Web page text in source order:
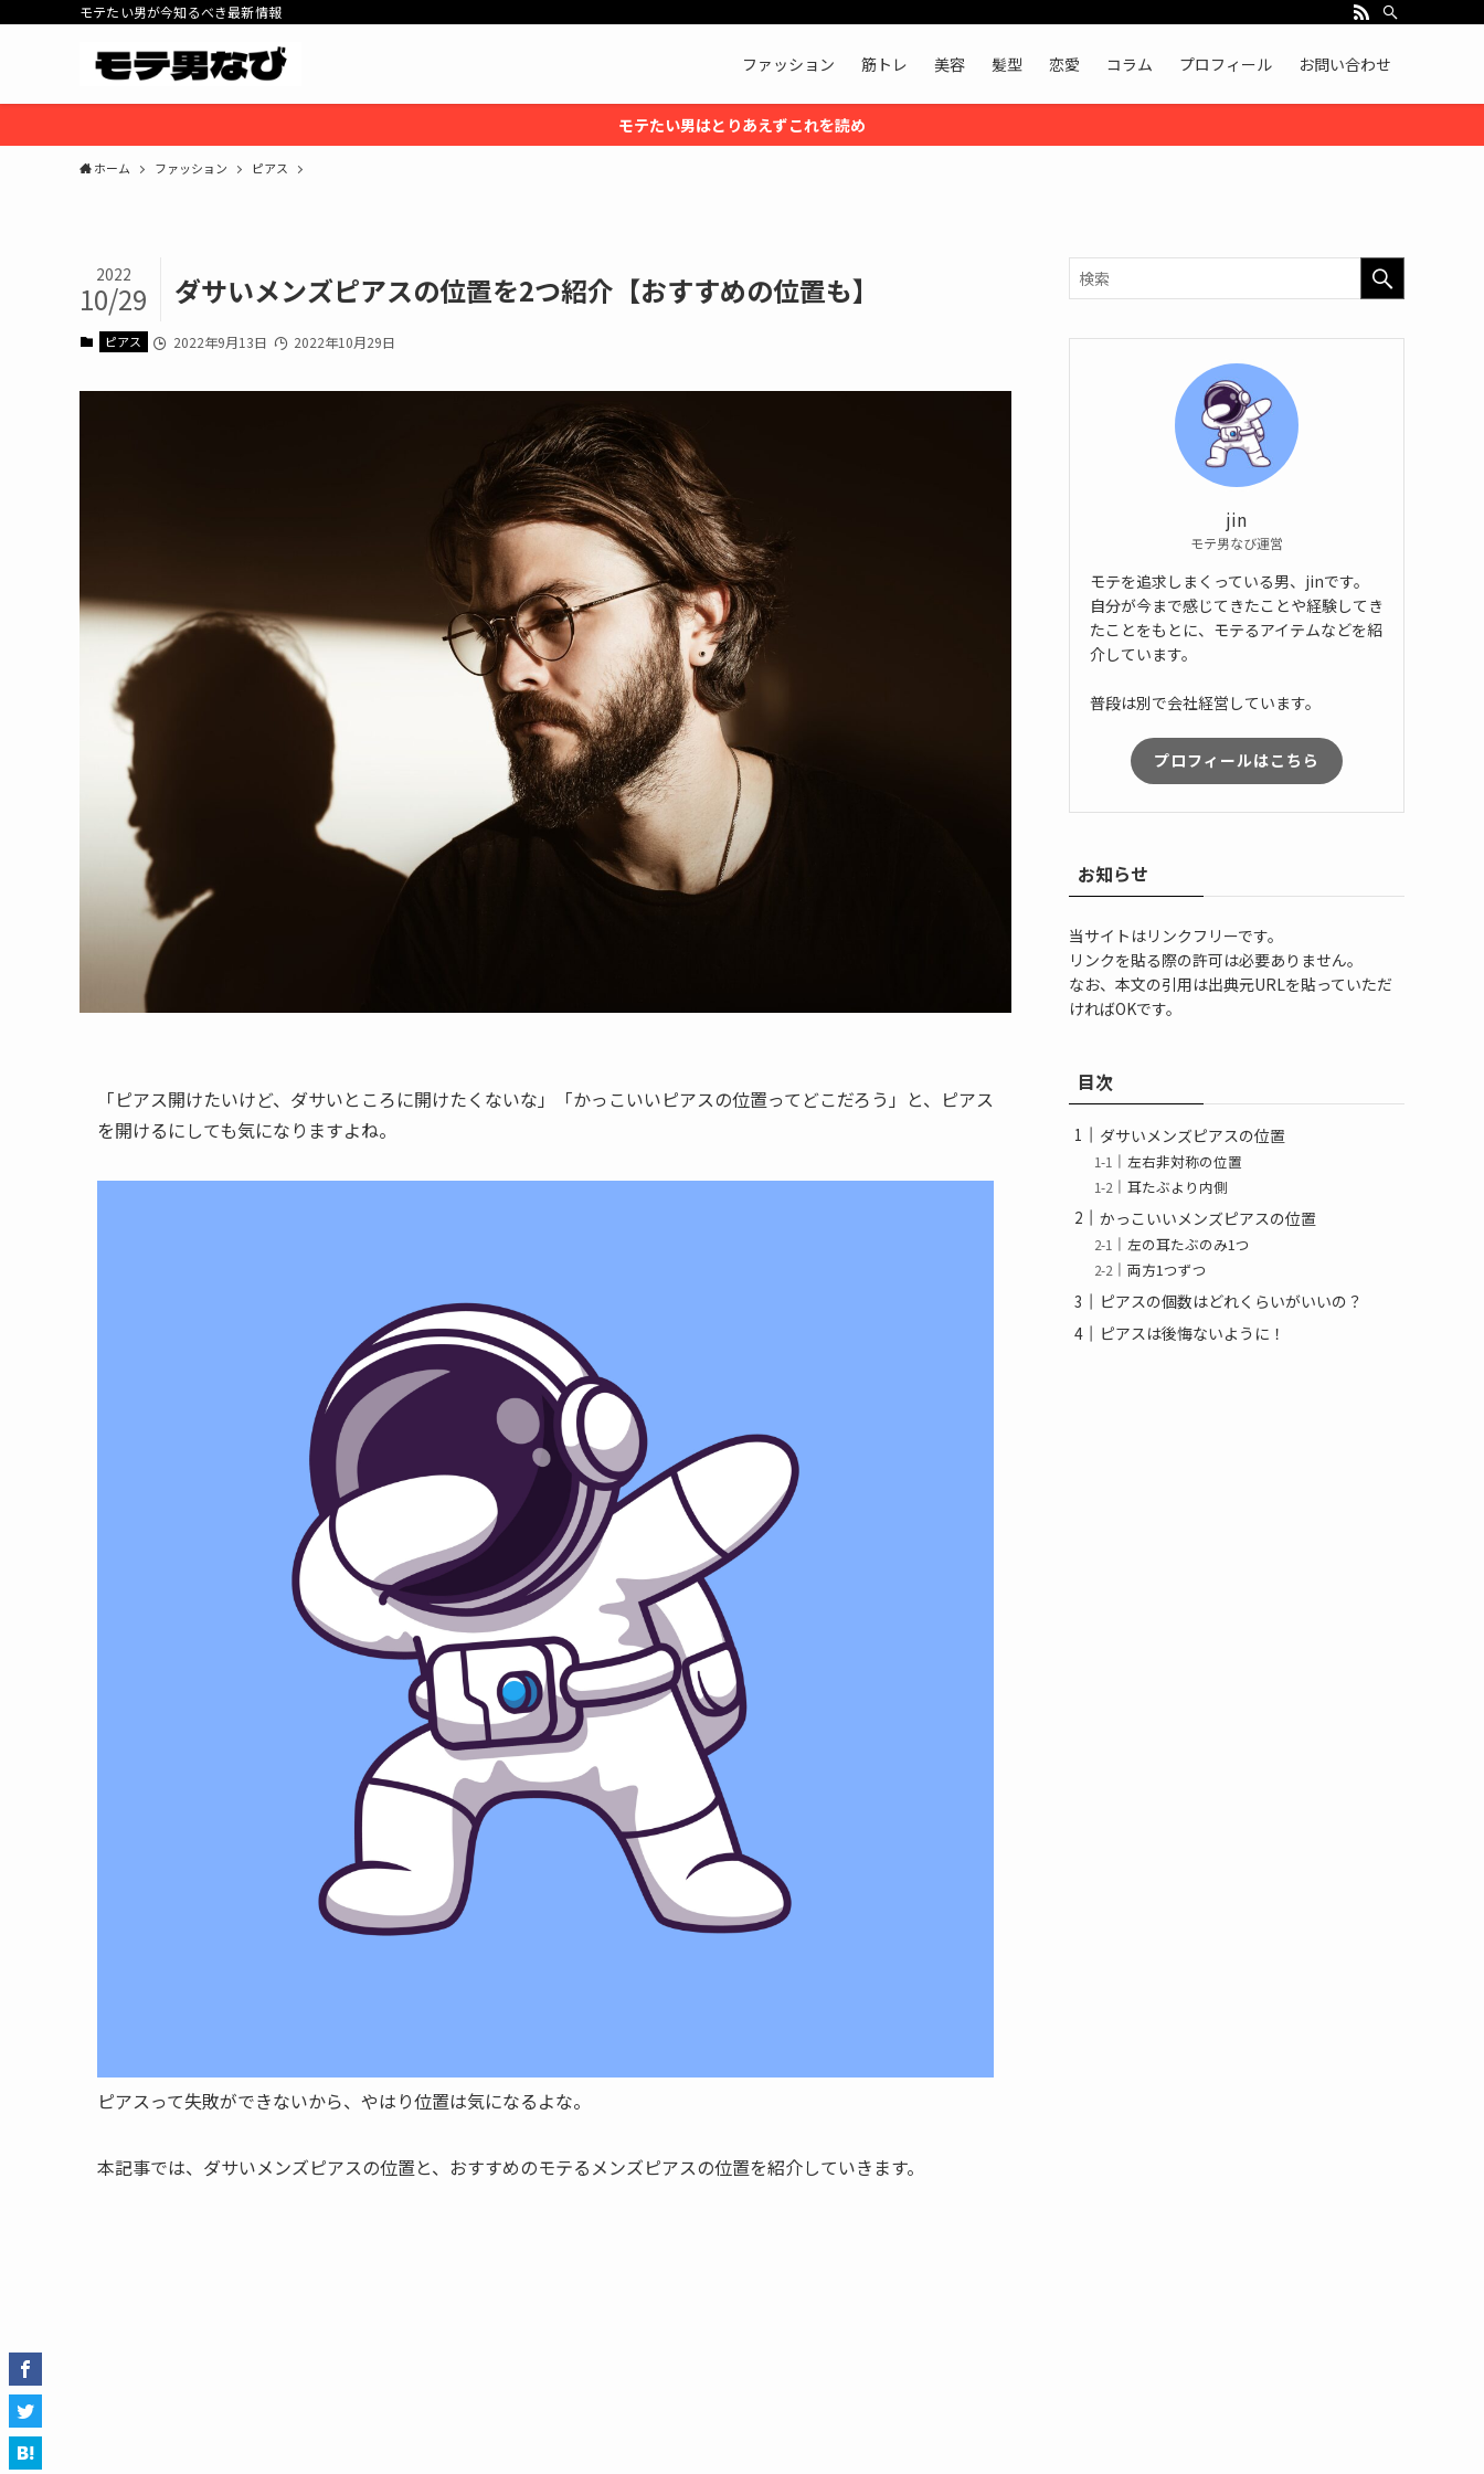
モテたい男が今知るべき最新情報
ファッション 筋トレ 美容 髪型 恋愛 コラム プロフィール お問い合わせ
モテたい男はとりあえずこれを読め
ホーム ファッション ピアス
ダサいメンズピアスの位置を2つ紹介【おすすめの位置も】
2022
10/29
ピアス 2022年9月13日 2022年10月29日
「ピアス開けたいけど、ダサいところに開けたくないな」「かっこいいピアスの位置ってどこだろう」と、ピアス
を開けるにしても気になりますよね。
ピアスって失敗ができないから、やはり位置は気になるよな。
本記事では、ダサいメンズピアスの位置と、おすすめのモテるメンズピアスの位置を紹介していきます。
jin
モテ男なび運営
モテを追求しまくっている男、jinです。
自分が今まで感じてきたことや経験してき
たことをもとに、モテるアイテムなどを紹
介しています。
普段は別で会社経営しています。
プロフィールはこちら
お知らせ
当サイトはリンクフリーです。
リンクを貼る際の許可は必要ありません。
なお、本文の引用は出典元URLを貼っていただ
ければOKです。
目次
ダサいメンズピアスの位置
左右非対称の位置
耳たぶより内側
かっこいいメンズピアスの位置
左の耳たぶのみ1つ
両方1つずつ
ピアスの個数はどれくらいがいいの？
ピアスは後悔ないように！